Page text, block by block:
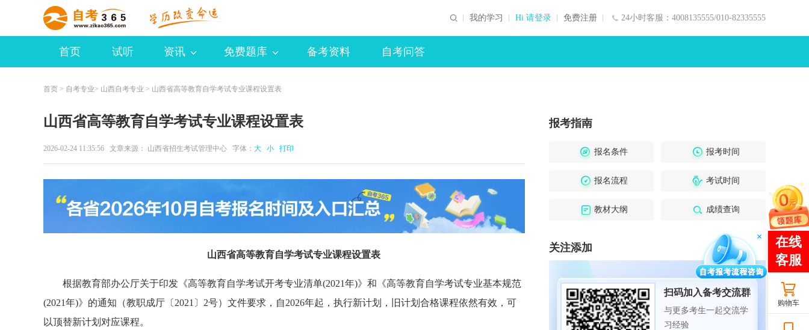
24小时客服：4008135555/010-82335555
我的学习 Hi 请登录 免费注册
首页 试听 资讯 免费题库 备考资料 自考问答
首页 > 自考专业> 山西自考专业 > 山西省高等教育自学考试专业课程设置表
山西省高等教育自学考试专业课程设置表
2026-02-24 11:35:56 文章来源： 山西省招生考试管理中心 字体： 大 小 打印
山西省高等教育自学考试专业课程设置表
根据教育部办公厅关于印发《高等教育自学考试开考专业清单(2021年)》和《高等教育自学考试专业基本规范
(2021年)》的通知（教职成厅〔 2021 〕 2号）文件要求，自2026年起，执行新计划，旧计划合格课程依然有效，可
以顶替新计划对应课程。
报考指南
报名条件 报考时间
报名流程 考试时间
教材大纲 成绩查询
关注添加
扫码加入备考交流群
与更多考生一起交流学
习经验
购物车